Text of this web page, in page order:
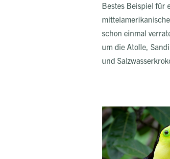
Bestes Beispiel für
schon einmal
um die Atolle,
und